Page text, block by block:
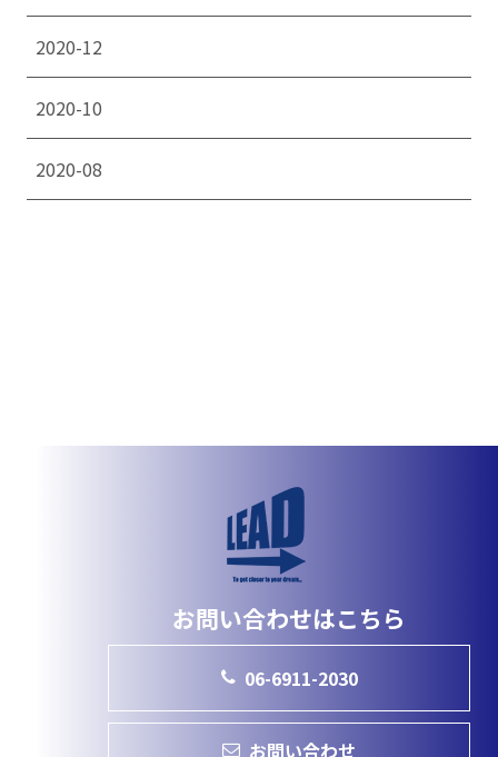
2020-12
2020-10
2020-08
お問い合わせはこちら
06-6911-2030
お問い合わせ